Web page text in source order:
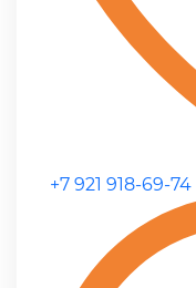
+7 921 918-69-74